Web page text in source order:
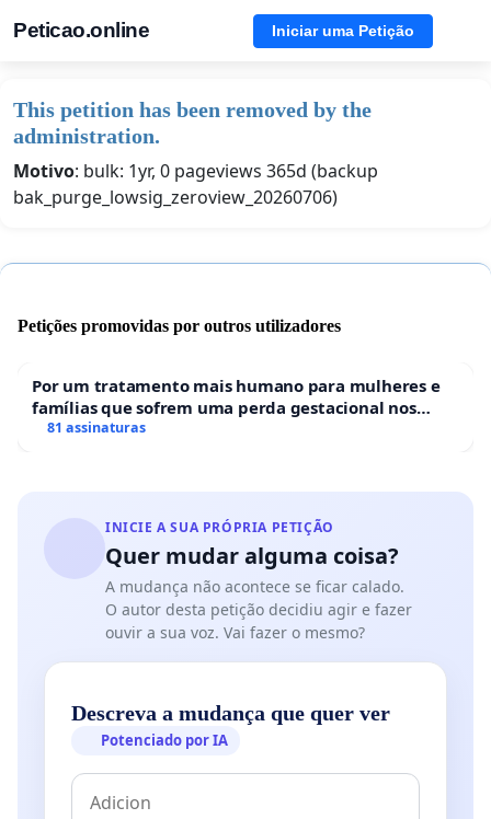
Peticao.online Iniciar uma Petição
This petition has been removed by the
administration.
Motivo: bulk: 1yr, 0 pageviews 365d (backup
bak_purge_lowsig_zeroview_20260706)
Petições promovidas por outros utilizadores
Por um tratamento mais humano para mulheres e
famílias que sofrem uma perda gestacional nos
hospitais portugueses
81 assinaturas
INICIE A SUA PRÓPRIA PETIÇÃO
Quer mudar alguma coisa?
A mudança não acontece se ficar calado.
O autor desta petição decidiu agir e fazer
ouvir a sua voz. Vai fazer o mesmo?
Descreva a mudança que quer ver
Potenciado por IA